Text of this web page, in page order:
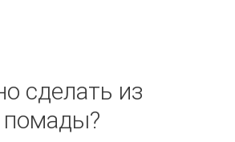
сделать из
помады?